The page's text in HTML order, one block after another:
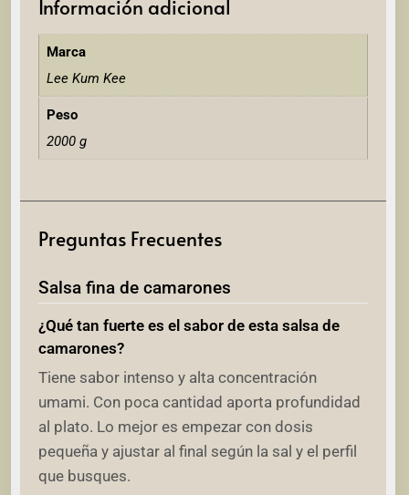
Información adicional
Marca
Lee Kum Kee
Peso
2000 g
Preguntas Frecuentes
Salsa fina de camarones
¿Qué tan fuerte es el sabor de esta salsa de
camarones?
Tiene sabor intenso y alta concentración
umami. Con poca cantidad aporta profundidad
al plato. Lo mejor es empezar con dosis
pequeña y ajustar al final según la sal y el perfil
que busques.